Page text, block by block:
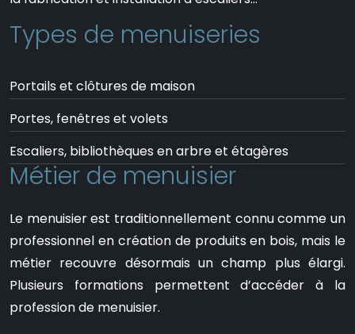
Types de menuiseries
Portails et clôtures de maison
Portes, fenêtres et volets
Escaliers, bibliothèques en arbre et étagères
Métier de menuisier
Le menuisier est traditionnellement connu comme un
professionnel en création de produits en bois, mais le
métier recouvre désormais un champ plus élargi.
Plusieurs formations permettent d’accéder à la
profession de menuisier.